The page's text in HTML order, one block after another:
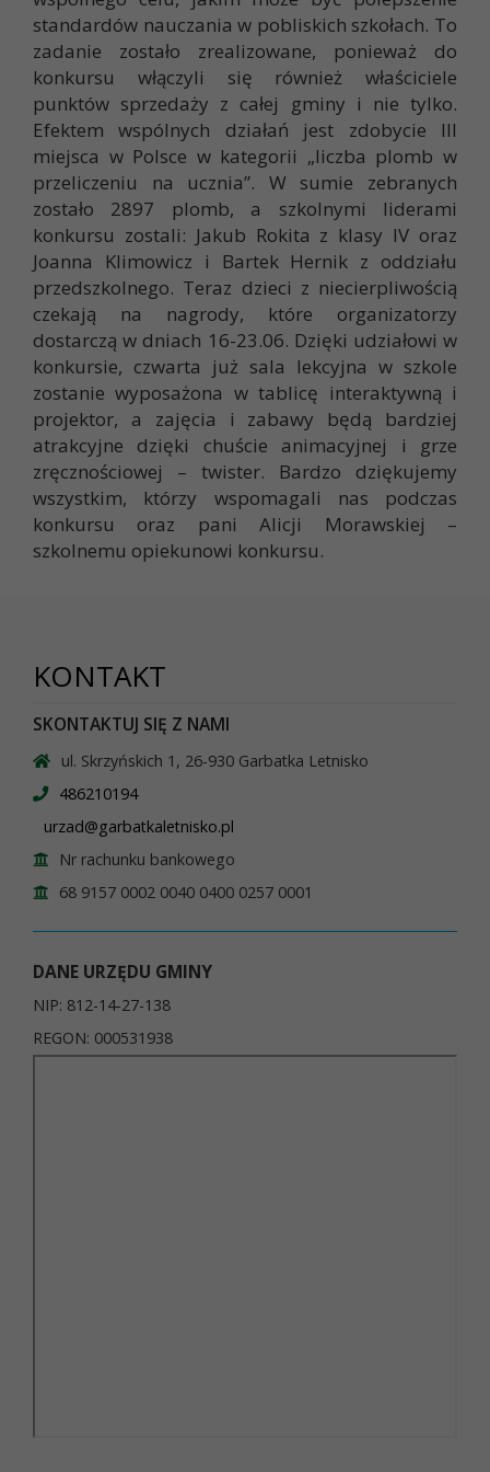
standardów nauczania w pobliskich szkołach. To
zadanie zostało zrealizowane, ponieważ do
konkursu włączyli się również właściciele
punktów sprzedaży z całej gminy i nie tylko.
Efektem wspólnych działań jest zdobycie III
miejsca w Polsce w kategorii „liczba plomb w
przeliczeniu na ucznia”. W sumie zebranych
zostało 2897 plomb, a szkolnymi liderami
konkursu zostali: Jakub Rokita z klasy IV oraz
Joanna Klimowicz i Bartek Hernik z oddziału
przedszkolnego. Teraz dzieci z niecierpliwością
czekają na nagrody, które organizatorzy
dostarczą w dniach 16-23.06. Dzięki udziałowi w
konkursie, czwarta już sala lekcyjna w szkole
zostanie wyposażona w tablicę interaktywną i
projektor, a zajęcia i zabawy będą bardziej
atrakcyjne dzięki chuście animacyjnej i grze
zręcznościowej – twister. Bardzo dziękujemy
wszystkim, którzy wspomagali nas podczas
konkursu oraz pani Alicji Morawskiej –
szkolnemu opiekunowi konkursu.
KONTAKT
SKONTAKTUJ SIĘ Z NAMI
ul. Skrzyńskich 1, 26-930 Garbatka Letnisko
486210194
urzad@garbatkaletnisko.pl
Nr rachunku bankowego
68 9157 0002 0040 0400 0257 0001
DANE URZĘDU GMINY
NIP: 812-14-27-138
REGON: 000531938